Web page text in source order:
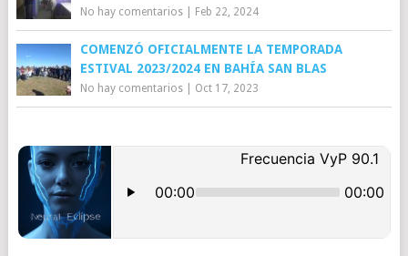
No hay comentarios| Feb 22, 2024
COMENZÓ OFICIALMENTE LA TEMPORADA
ESTIVAL 2023/2024 EN BAHÍA SAN BLAS
No hay comentarios| Oct 17, 2023